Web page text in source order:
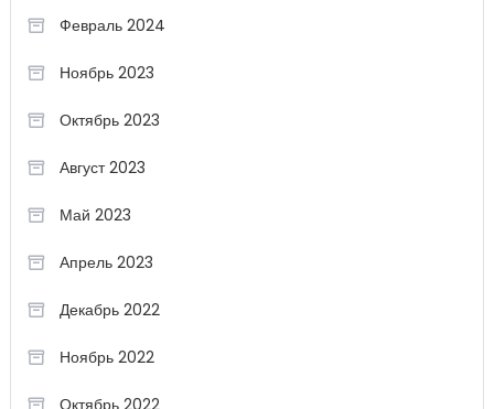
Февраль 2024
Ноябрь 2023
Октябрь 2023
Август 2023
Май 2023
Апрель 2023
Декабрь 2022
Ноябрь 2022
Октябрь 2022